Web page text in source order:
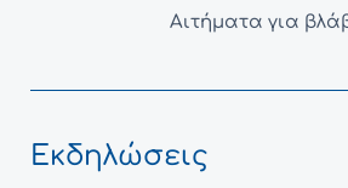
Αιτήματα για
Εκδηλώσεις